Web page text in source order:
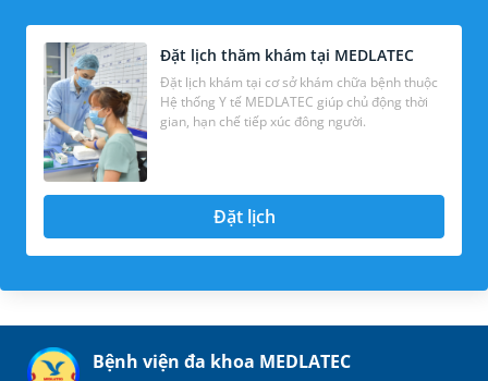
Đặt lịch thăm khám tại MEDLATEC
Đặt lịch khám tại cơ sở khám chữa bệnh thuộc
Hệ thống Y tế MEDLATEC giúp chủ động thời
gian, hạn chế tiếp xúc đông người.
Đặt lịch
Bệnh viện đa khoa MEDLATEC